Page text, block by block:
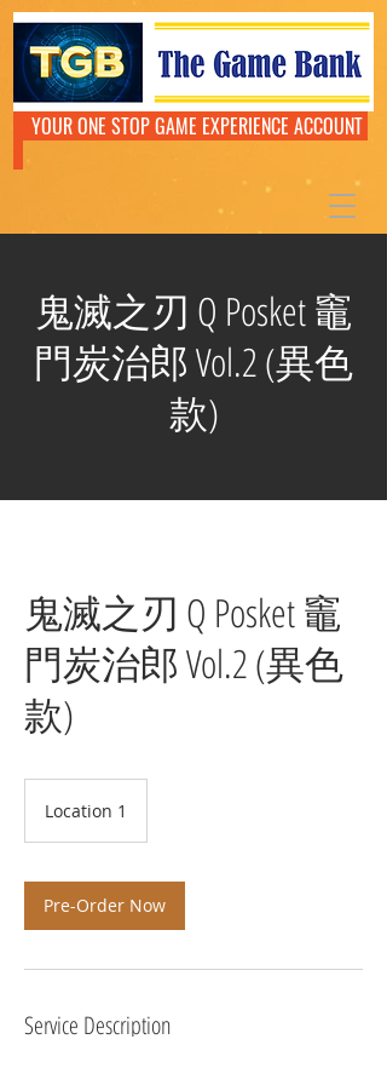
YOUR ONE STOP GAME EXPERIENCE ACCOUNT
鬼滅之刃 Q Posket 竈
門炭治郎 Vol.2 (異色
款)
鬼滅之刃 Q Posket 竈
門炭治郎 Vol.2 (異色
款)
Location 1
Pre-Order Now
Service Description